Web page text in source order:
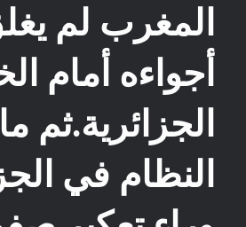
المغرب لم
أجواءه أمام
الجزائرية.ثم
النظام في